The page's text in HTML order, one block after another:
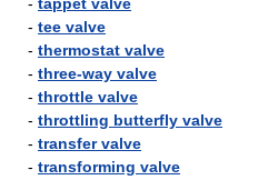
- tappet valve
- tee valve
- thermostat valve
- three-way valve
- throttle valve
- throttling butterfly valve
- transfer valve
- transforming valve